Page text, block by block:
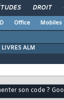
DROIT
Office Mobiles
LIVRES ALM
son code ?